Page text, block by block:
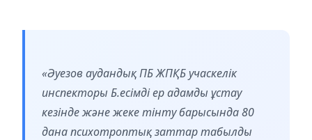
«Әуезов аудандық ПБ ЖПҚБ учаскелік
инспекторы Б.есімді ер адамды ұстау
кезінде және жеке тінту барысында 80
дана психотроптық заттар табылды